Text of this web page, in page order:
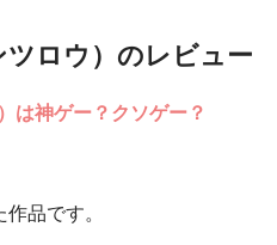
ロウ）のレビュー
は神ゲー？クソゲー？
品です。